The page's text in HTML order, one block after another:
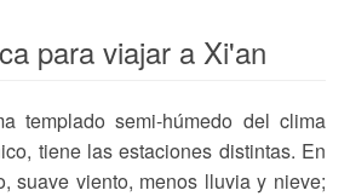
para viajar a Xi'an
templado semi-húmedo del clima
tiene las estaciones distintas. En
suave viento, menos lluvia y nieve;